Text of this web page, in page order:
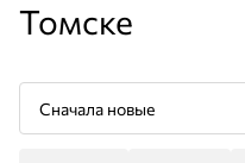
Томске
Сначала новые